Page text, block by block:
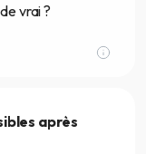
vrai ?
après